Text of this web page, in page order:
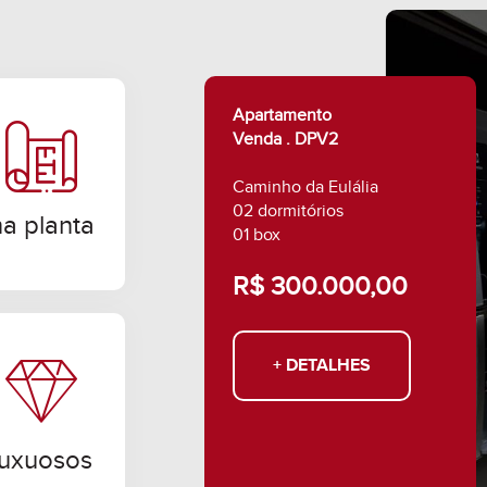
planta
Apartamento
Venda . DPV2
Caminho da Eulália
02 dormitórios
01 box
R$ 300.000,00
+ DETALHES